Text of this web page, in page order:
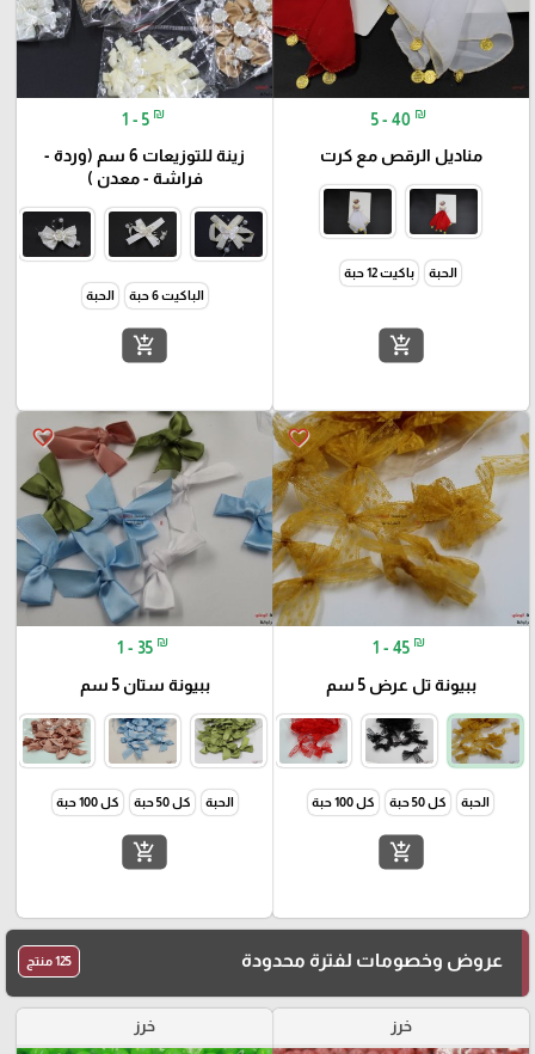
5 - 40 ₪
مناديل الرقص مع كرت
الحبة باكيت 12 حبة
add_shopping_cart
1 - 5 ₪
زينة للتوزيعات 6 سم (وردة -
فراشة - معدن )
الباكيت 6 حبة الحبة
add_shopping_cart
favorite_border
1 - 45 ₪
ببيونة تل عرض 5 سم
الحبة كل 50 حبة كل 100 حبة
add_shopping_cart
favorite_border
1 - 35 ₪
ببيونة ستان 5 سم
الحبة كل 50 حبة كل 100 حبة
add_shopping_cart
عروض وخصومات لفترة محدودة 125 منتج
خرز خرز